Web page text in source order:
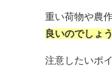
重い荷物や農
良いのでしょ
注意したいポ